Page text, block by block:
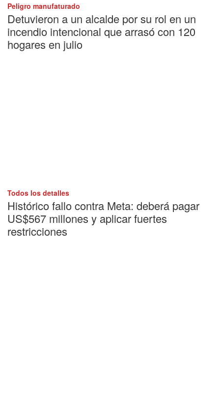
Peligro manufaturado
Detuvieron a un alcalde por su rol en un
incendio intencional que arrasó con 120
hogares en julio
Todos los detalles
Histórico fallo contra Meta: deberá pagar
US$567 millones y aplicar fuertes
restricciones